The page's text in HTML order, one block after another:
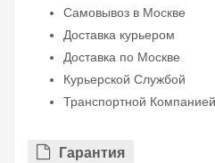
Самовывоз в Москве
Доставка курьером
Доставка по Москве
Курьерской Службой
Транспортной Компанией
Гарантия